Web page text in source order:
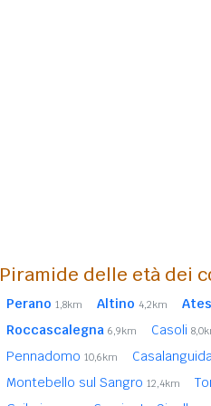
Piramide delle età dei
Perano 1,8km Altino 4,2km
Roccascalegna 6,9km Casoli
Pennadomo 10,6km
Montebello sul Sangro 12,4km